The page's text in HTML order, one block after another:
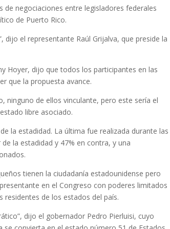
negociaciones entre legisladores federales
de Puerto Rico.
dijo el representante Raúl Grijalva, que preside la
Hoyer, dijo que todos los participantes en las
que la propuesta avance.
ninguno de ellos vinculante, pero este sería el
libre asociado.
la estadidad. La última fue realizada durante las
la estadidad y 47% en contra, y una
tienen la ciudadanía estadounidense pero
en el Congreso con poderes limitados
de los estados del país.
dijo el gobernador Pedro Pierluisi, cuyo